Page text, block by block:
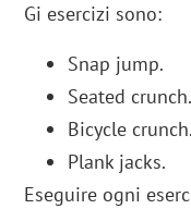
Gi esercizi sono:
Snap jump.
Seated crunch.
Bicycle crunch.
Plank jacks.
Eseguire ogni